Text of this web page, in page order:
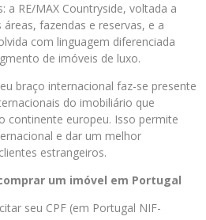
a RE/MAX Countryside, voltada a
fazendas e reservas, e a
com linguagem diferenciada
de imóveis de luxo.
braço internacional faz-se presente
do imobiliário que
continente europeu. Isso permite
e dar um melhor
estrangeiros.
um imóvel em Portugal
seu CPF (em Portugal NIF-